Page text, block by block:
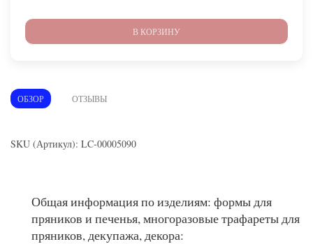
В КОРЗИНУ
ОБЗОР ОТЗЫВЫ
SKU (Артикул): LC-00005090
Общая информация по изделиям: формы для
пряников и печенья, многоразовые трафареты для
пряников, декупажа, декора: